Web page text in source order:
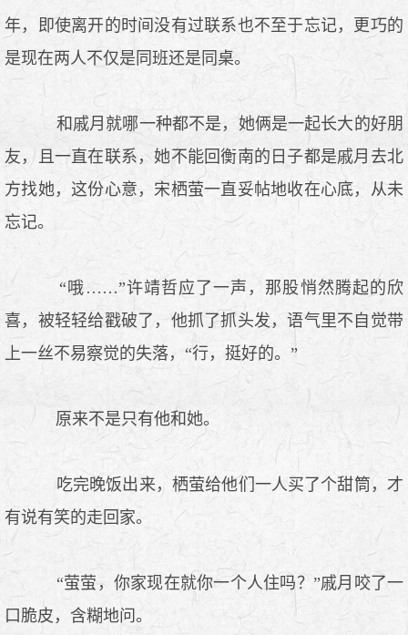
年，即使离开的时间没有过联系也不至于忘记，更巧的
是现在两人不仅是同班还是同桌。
和戚月就哪一种都不是，她俩是一起长大的好朋
友，且一直在联系，她不能回衡南的日子都是戚月去北
方找她，这份心意，宋栖萤一直妥帖地收在心底，从未
忘记。
“哦……”许靖哲应了一声，那股悄然腾起的欣
喜，被轻轻给戳破了，他抓了抓头发，语气里不自觉带
上一丝不易察觉的失落，“行，挺好的。”
原来不是只有他和她。
吃完晚饭出来，栖萤给他们一人买了个甜筒，才
有说有笑的走回家。
“萤萤，你家现在就你一个人住吗？”戚月咬了一
口脆皮，含糊地问。